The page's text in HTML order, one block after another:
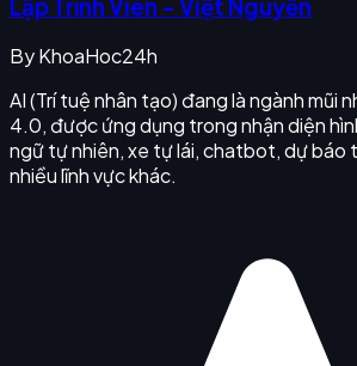
Lập Trình Viên - Việt Nguyễn
ByKhoaHoc24h
AI (Trí tuệ nhân tạo) đang là ngành mũi
4.0, được ứng dụng trong nhận diện
ngữ tự nhiên, xe tự lái, chatbot, dự báo
nhiều lĩnh vực khác.